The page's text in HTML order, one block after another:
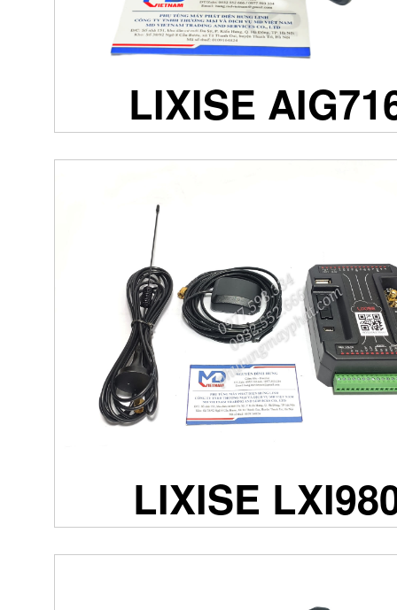
LIXISE
LIXISE